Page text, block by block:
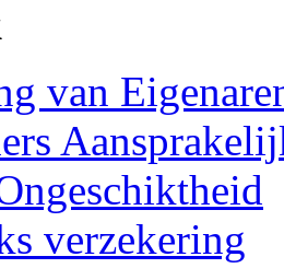
van
verzekering